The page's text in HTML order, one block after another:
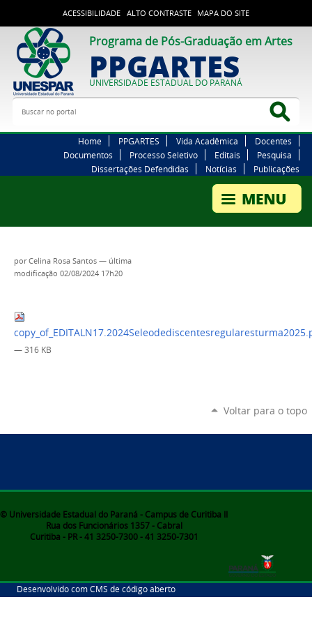
ACESSIBILIDADE ALTO CONTRASTE MAPA DO SITE
Programa de Pós-Graduação em Artes
PPGARTES
UNIVERSIDADE ESTADUAL DO PARANÁ
Buscar no portal
Home PPGARTES Vida Acadêmica
Docentes
Documentos
Processo Seletivo Editais
Pesquisa
Dissertações Defendidas
Notícias Publicações
porCelina Rosa Santos — última
modificação 02/08/2024 17h20
— 316 KB
Voltar para o topo
© Universidade Estadual do Paraná - Campus de Curitiba II
Rua dos Funcionários 1357 - Cabral
Curitiba - PR - 41 3250-7300 - 41 3250-7301
Desenvolvido com CMS de código aberto